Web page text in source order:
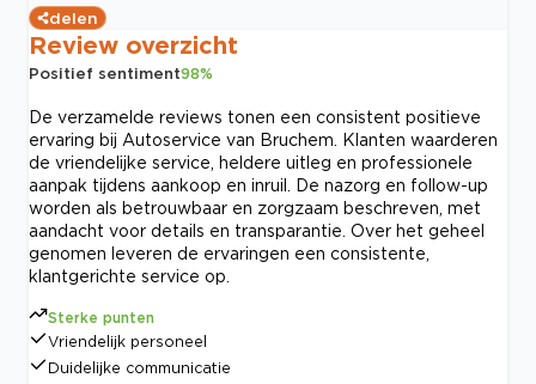
delen
Review overzicht
Positief sentiment98%
De verzamelde reviews tonen een consistent positieve
ervaring bij Autoservice van Bruchem. Klanten waarderen
de vriendelijke service, heldere uitleg en professionele
aanpak tijdens aankoop en inruil. De nazorg en follow-up
worden als betrouwbaar en zorgzaam beschreven, met
aandacht voor details en transparantie. Over het geheel
genomen leveren de ervaringen een consistente,
klantgerichte service op.
Sterke punten
Vriendelijk personeel
Duidelijke communicatie